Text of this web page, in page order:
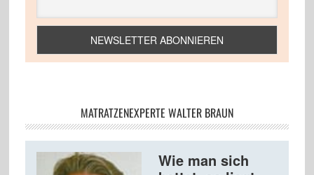
MATRATZENEXPERTE WALTER BRAUN
Wie man sich